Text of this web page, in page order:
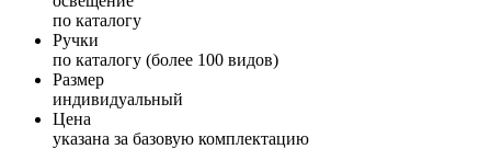
по каталогу
Ручки
по каталогу (более 100 видов)
Размер
индивидуальный
Цена
указана за базовую комплектацию